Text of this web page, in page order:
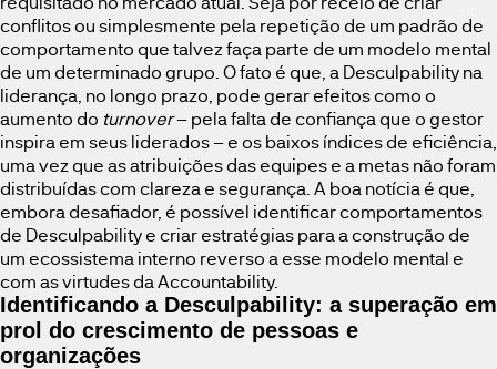
conflitos ou simplesmente pela repetição de um padrão de
comportamento que talvez faça parte de um modelo mental
de um determinado grupo. O fato é que, a Desculpability na
liderança, no longo prazo, pode gerar efeitos como o
aumento do turnover– pela falta de confiança que o gestor
inspira em seus liderados – e os baixos índices de eficiência,
uma vez que as atribuições das equipes e a metas não foram
distribuídas com clareza e segurança. A boa notícia é que,
embora desafiador, é possível identificar comportamentos
de Desculpability e criar estratégias para a construção de
um ecossistema interno reverso a esse modelo mental e
com as virtudes da Accountability.
Identificando a Desculpability: a superação em
prol do crescimento de pessoas e
organizações